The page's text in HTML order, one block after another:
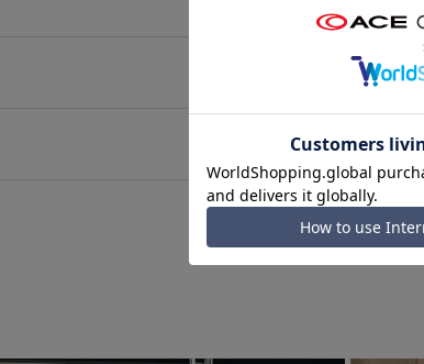
使用。
。
能なボトルホルダー付き。